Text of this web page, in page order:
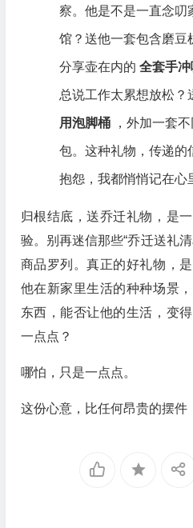
察。他是不是一直念叨
馆？送他一套包含磨豆
分享壶在内的 全套手
总说工作太累想放松？
用泡脚桶 ，外加一套
包。这种礼物，传递的
抱怨，我都悄悄记在心
归根结底，送乔迁礼物，是
验。别再迷信那些“乔迁送礼
商品罗列。真正的好礼物，
他在新家里生活的种种场景
东西，能否让他的生活，变
一点点？
哪怕，只是一点点。
这份心意，比任何昂贵的摆件